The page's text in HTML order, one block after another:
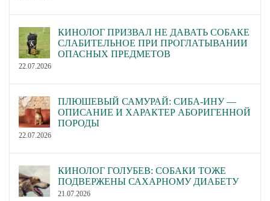
КИНОЛОГ ПРИЗВАЛ НЕ ДАВАТЬ СОБАКЕ
СЛАБИТЕЛЬНОЕ ПРИ ПРОГЛАТЫВАНИИ
ОПАСНЫХ ПРЕДМЕТОВ
22.07.2026
ПЛЮШЕВЫЙ САМУРАЙ: СИБА-ИНУ —
ОПИСАНИЕ И ХАРАКТЕР АБОРИГЕННОЙ
ПОРОДЫ
22.07.2026
КИНОЛОГ ГОЛУБЕВ: СОБАКИ ТОЖЕ
ПОДВЕРЖЕНЫ САХАРНОМУ ДИАБЕТУ
21.07.2026